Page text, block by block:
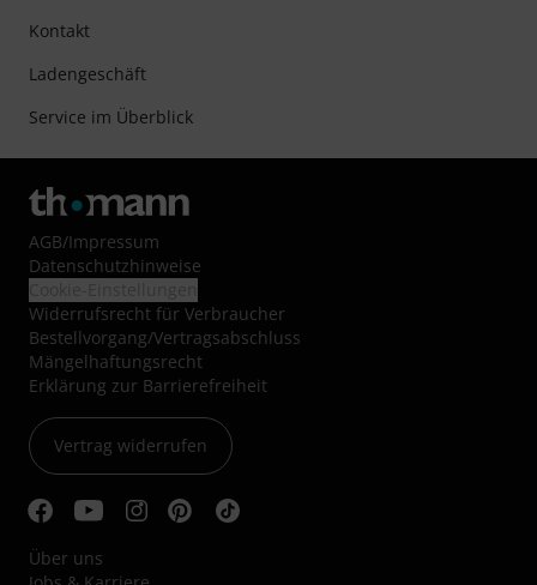
Kontakt
Ladengeschäft
Service im Überblick
AGB/Impressum
Datenschutzhinweise
Widerrufsrecht für Verbraucher
Bestellvorgang/Vertragsabschluss
Mängelhaftungsrecht
Erklärung zur Barrierefreiheit
Vertrag widerrufen
Über uns